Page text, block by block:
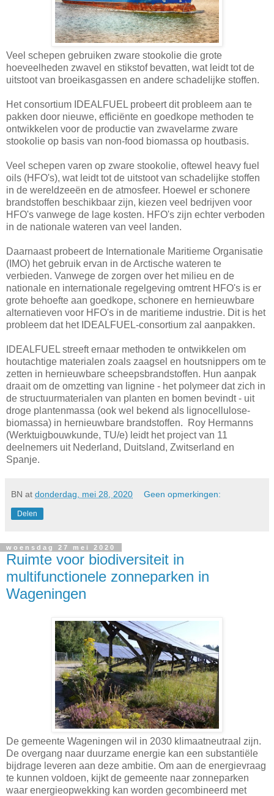
Veel schepen gebruiken zware stookolie die grote
hoeveelheden zwavel en stikstof bevatten, wat leidt tot de
uitstoot van broeikasgassen en andere schadelijke stoffen.
Het consortium IDEALFUEL probeert dit probleem aan te
pakken door nieuwe, efficiënte en goedkope methoden te
ontwikkelen voor de productie van zwavelarme zware
stookolie op basis van non-food biomassa op houtbasis.
Veel schepen varen op zware stookolie, oftewel heavy fuel
oils (HFO's), wat leidt tot de uitstoot van schadelijke stoffen
in de wereldzeeën en de atmosfeer. Hoewel er schonere
brandstoffen beschikbaar zijn, kiezen veel bedrijven voor
HFO's vanwege de lage kosten. HFO's zijn echter verboden
in de nationale wateren van veel landen.
Daarnaast probeert de Internationale Maritieme Organisatie
(IMO) het gebruik ervan in de Arctische wateren te
verbieden. Vanwege de zorgen over het milieu en de
nationale en internationale regelgeving omtrent HFO's is er
grote behoefte aan goedkope, schonere en hernieuwbare
alternatieven voor HFO's in de maritieme industrie. Dit is het
probleem dat het IDEALFUEL-consortium zal aanpakken.
IDEALFUEL streeft ernaar methoden te ontwikkelen om
houtachtige materialen zoals zaagsel en houtsnippers om te
zetten in hernieuwbare scheepsbrandstoffen. Hun aanpak
draait om de omzetting van lignine - het polymeer dat zich in
de structuurmaterialen van planten en bomen bevindt - uit
droge plantenmassa (ook wel bekend als lignocellulose-
biomassa) in hernieuwbare brandstoffen. Roy Hermanns
(Werktuigbouwkunde, TU/e) leidt het project van 11
deelnemers uit Nederland, Duitsland, Zwitserland en
Spanje.
BN at donderdag, mei 28, 2020 Geen opmerkingen:
Delen
woensdag 27 mei 2020
Ruimte voor biodiversiteit in
multifunctionele zonneparken in
Wageningen
De gemeente Wageningen wil in 2030 klimaatneutraal zijn.
De overgang naar duurzame energie kan een substantiële
bijdrage leveren aan deze ambitie. Om aan de energievraag
te kunnen voldoen, kijkt de gemeente naar zonneparken
waar energieopwekking kan worden gecombineerd met